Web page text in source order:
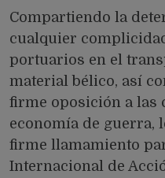
Compartiendo la
cualquier
portuarios en el
material bélico, así
firme oposición a las
economía de guerra,
firme llamamiento
Internacional de